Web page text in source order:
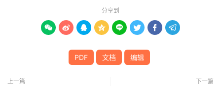
分享到
       
PDF 文档 编辑
上一篇 下一篇